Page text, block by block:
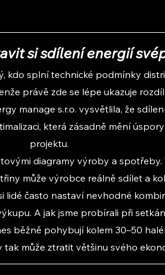
si sdílení energií
kdo splní technické podmínky
právě zde se lépe ukazuje rozdíl
manage s.r.o. vysvětlila, že
která zásadně mění
projektu.
diagramy výroby a
může výrobce reálně sdílet a
lidé často nastaví nevhodné
A jak jsme probírali při
běžně pohybují kolem 30–50
může ztratit většinu svého